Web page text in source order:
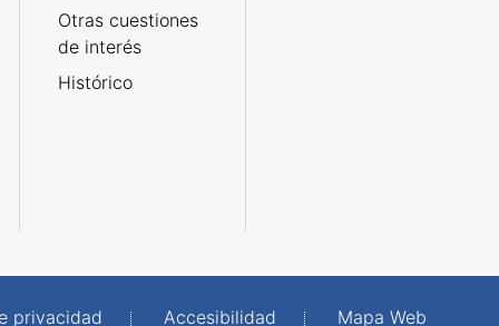
Otras cuestiones
de interés
Histórico
privacidad Accesibilidad Mapa Web